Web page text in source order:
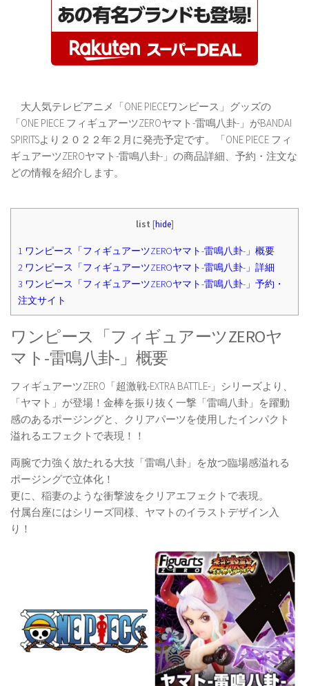
大人気テレビアニメ「ONE PIECEワンピース」グッズの
「ONE PIECE フィギュアーツZEROヤマト-雷鳴八卦-」がBANDAI
SPIRITSより２０２２年２月に発売予定です。「ONE PIECE フィ
ギュアーツZEROヤマト-雷鳴八卦-」の商品詳細、予約・注文な
どの情報を紹介します。
list [hide]
1 ワンピース「フィギュアーツZEROヤマト-雷鳴八卦-」概要
2 ワンピース「フィギュアーツZEROヤマト-雷鳴八卦-」詳細
3 ワンピース「フィギュアーツZEROヤマト-雷鳴八卦-」予約・
注文サイト
ワンピース「フィギュアーツZEROヤ
マト-雷鳴八卦-」概要
フィギュアーツZERO「超激戦-EXTRA BATTLE-」シリーズより、
「ヤマト」が登場！金棒を振り抜く一撃「雷鳴八卦」を躍動
感のあるポージングと、クリアパーツを使用したインパクト
溢れるエフェクトで表現！！
両腕で力強く放たれる大技「雷鳴八卦」を放つ臨場感溢れる
ポージングで立体化！
更に、稲妻のような衝撃波をクリアエフェクトで表現。
付属台座にはシリーズ同様、ヤマトのイラストデザイン入
り！